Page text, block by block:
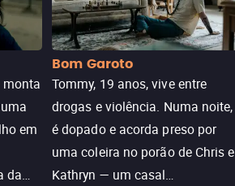
monta
em
da
Bom Garoto
Tommy, 19 anos, vive entre
drogas e violência. Numa noite,
é dopado e acorda preso por
uma coleira no porão de Chris e
Kathryn — um casal